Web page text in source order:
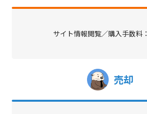
サイト情報閲覧／購入手数料：
売却